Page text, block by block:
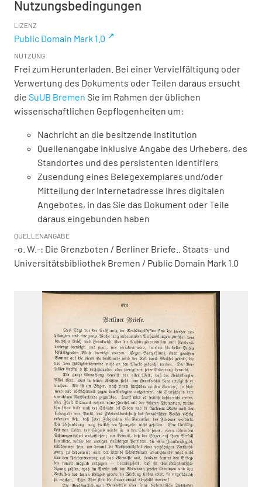
Nutzungsbedingungen
LIZENZ
Public Domain Mark 1.0
NUTZUNG
Frei zum Herunterladen. Bei einer Vervielfältigung oder
Verwertung des Dokuments oder Teilen daraus ersucht
die SuUB Bremen Sie im Rahmen der üblichen
wissenschaftlichen Gepflogenheiten um:
Nachricht an die besitzende Institution
Quellenangabe inklusive Angabe des Urhebers, des
Standortes und des persistenten Identifiers
Zusendung eines Belegexemplares und/oder
Mitteilung der Internetadresse Ihres digitalen
Angebotes, in das Sie das Dokument oder Teile
daraus eingebunden haben
QUELLENANGABE
-o. W.-: Die Grenzboten / Berliner Briefe.. Staats- und
Universitätsbibliothek Bremen / Public Domain Mark 1.0